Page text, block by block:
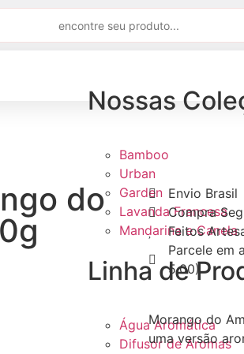
Nossas
Bamboo
Urban
Garden
Lavanda Francesa
Mandarina e Canela
Linha de
Água Aromática
Difusor de Aromas
do
Envio Brasil
Compra
Feitos
Parcele em
5,00)
Morango do
uma versão